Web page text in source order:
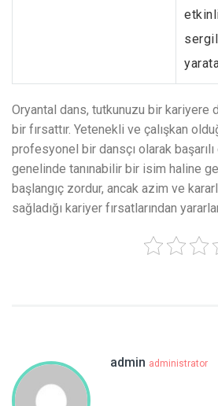
Oryantal dans, tutkunuzu bir kariyere
bir fırsattır. Yetenekli ve çalışkan
profesyonel bir dansçı olarak
genelinde tanınabilir bir isim haline
başlangıç zordur, ancak azim ve
sağladığı kariyer fırsatlarından
admin administrator